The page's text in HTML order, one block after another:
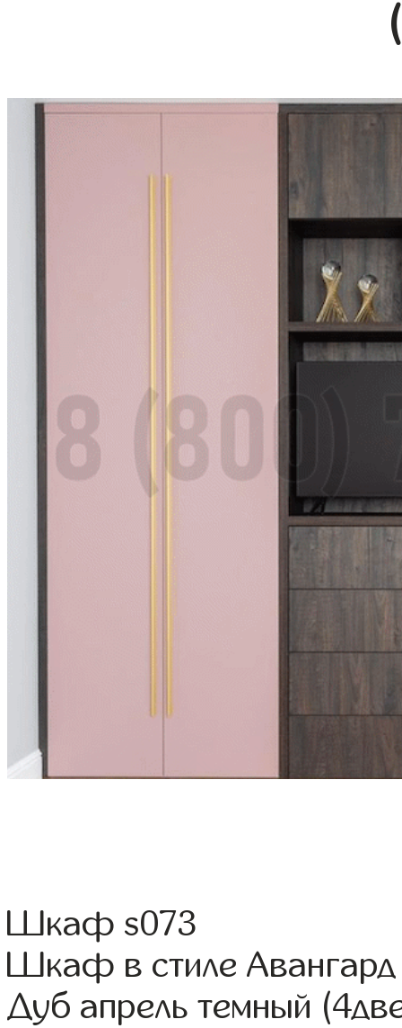
Шкаф s073
Шкаф в стиле
Дуб апрель темный